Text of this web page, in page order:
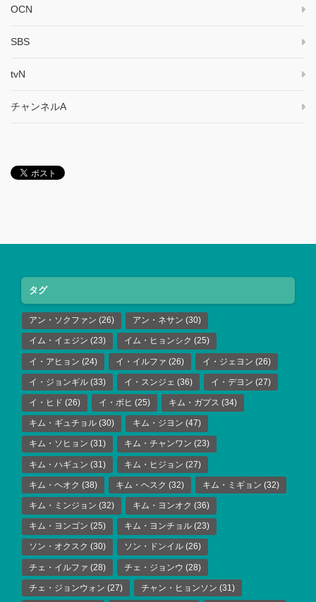
OCN
SBS
tvN
チャンネルA
タグ
アン・ソクファン (26) アン・ネサン (30)
イム・イェジン (23) イム・ヒョンシク (25)
イ・アヒョン (24) イ・イルファ (26) イ・ジェヨン (26)
イ・ジョンギル (33) イ・スンジェ (36) イ・デヨン (27)
イ・ヒド (26) イ・ボヒ (25) キム・ガプス (34)
キム・ギュチョル (30) キム・ジヨン (47)
キム・ソヒョン (31) キム・チャンワン (23)
キム・ハギュン (31) キム・ヒジョン (27)
キム・ヘオク (38) キム・ヘスク (32) キム・ミギョン (32)
キム・ミンジョン (32) キム・ヨンオク (36)
キム・ヨンゴン (25) キム・ヨンチョル (23)
ソン・オクスク (30) ソン・ドンイル (26)
チェ・イルファ (28) チェ・ジョンウ (28)
チェ・ジョンウォン (27) チャン・ヒョンソン (31)